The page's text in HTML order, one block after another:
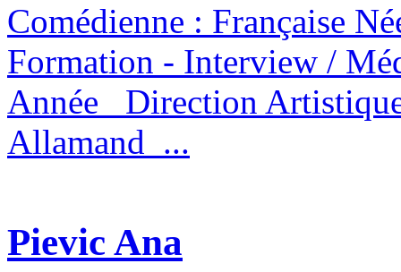
Comédienne : Française
Formation - Interview /
Année Direction
Allamand ...
Pievic Ana